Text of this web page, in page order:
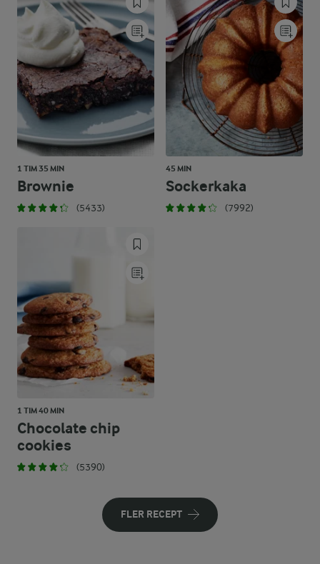
1 TIM 35 MIN
Brownie
(5433)
45 MIN
Sockerkaka
(7992)
1 TIM 40 MIN
Chocolate chip
cookies
(5390)
FLER RECEPT